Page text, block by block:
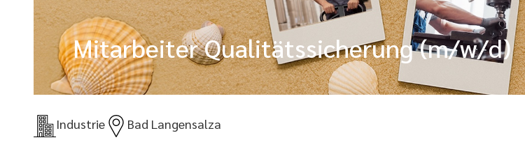
Mitarbeiter Qualitätssicherung (m/w/d)
Industrie Bad Langensalza